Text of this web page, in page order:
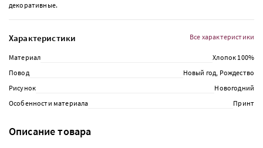
декоративные.
Характеристики
Материал
Хлопок 100%
Повод
Новый год, Рождество
Рисунок
Новогодний
Особенности материала
Принт
Все характеристики
Описание товара